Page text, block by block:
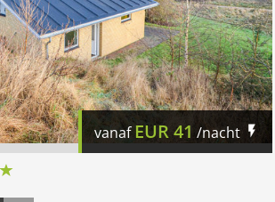
vanafEUR41 /nacht